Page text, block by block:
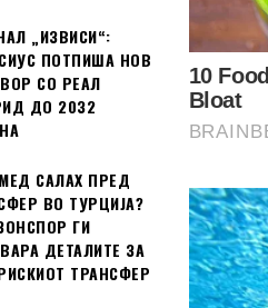
„ИЗВИСИ“:
ПОТПИША НОВ
СО РЕАЛ
ДО 2032
САЛАХ ПРЕД
ВО ТУРЦИЈА?
ГИ
ДЕТАЛИТЕ ЗА
ТРАНСФЕР